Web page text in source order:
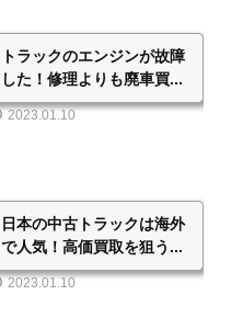
トラックのエンジンが故障
した！修理よりも廃車買...
2023.01.10
日本の中古トラックは海外
で人気！高価買取を狙う...
2023.01.10